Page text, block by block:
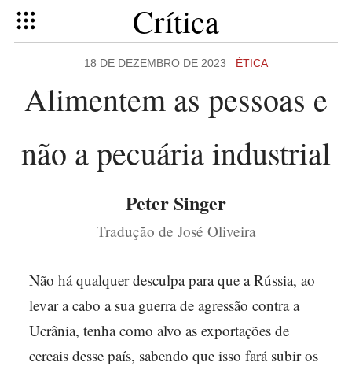
Crítica
18 DE DEZEMBRO DE 2023 ÉTICA
Alimentem as pessoas e
não a pecuária industrial
Peter Singer
Tradução de José Oliveira
Não há qualquer desculpa para que a Rússia, ao
levar a cabo a sua guerra de agressão contra a
Ucrânia, tenha como alvo as exportações de
cereais desse país, sabendo que isso fará subir os